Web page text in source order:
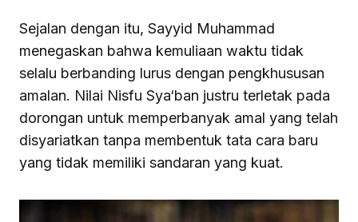
Sejalan dengan itu, Sayyid Muhammad
menegaskan bahwa kemuliaan waktu tidak
selalu berbanding lurus dengan pengkhususan
amalan. Nilai Nisfu Sya‘ban justru terletak pada
dorongan untuk memperbanyak amal yang telah
disyariatkan tanpa membentuk tata cara baru
yang tidak memiliki sandaran yang kuat.